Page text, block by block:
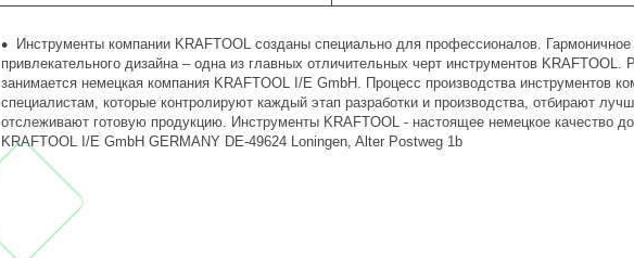
Инструменты компании KRAFTOOL созданы специально для профессионалов. Гармоничное
привлекательного дизайна – одна из главных отличительных черт инструментов KRAFTOOL.
занимается немецкая компания KRAFTOOL I/E GmbH. Процесс производства инструментов
специалистам, которые контролируют каждый этап разработки и производства, отбирают
отслеживают готовую продукцию. Инструменты KRAFTOOL - настоящее немецкое качество
KRAFTOOL I/E GmbH GERMANY DE-49624 Loningen, Alter Postweg 1b